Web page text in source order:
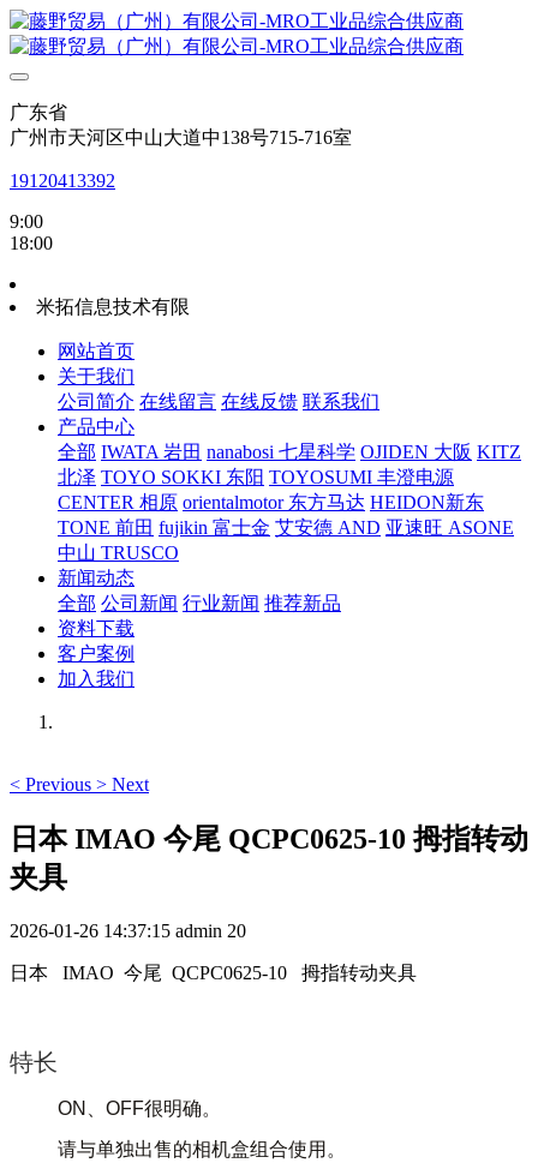
广东省
广州市天河区中山大道中138号715-716室
19120413392
9:00
18:00
米拓信息技术有限
网站首页
关于我们
公司简介 在线留言 在线反馈 联系我们
产品中心
全部 IWATA 岩田 nanabosi 七星科学 OJIDEN 大阪 KITZ
北泽 TOYO SOKKI 东阳 TOYOSUMI 丰澄电源
CENTER 相原 orientalmotor 东方马达 HEIDON新东
TONE 前田 fujikin 富士金 艾安德 AND 亚速旺 ASONE
中山 TRUSCO
新闻动态
全部 公司新闻 行业新闻 推荐新品
资料下载
客户案例
加入我们
< Previous > Next
日本 IMAO 今尾 QCPC0625-10 拇指转动
夹具
2026-01-26 14:37:15 admin 20
日本 IMAO 今尾 QCPC0625-10 拇指转动夹具
特长
ON、OFF很明确。
请与单独出售的相机盒组合使用。